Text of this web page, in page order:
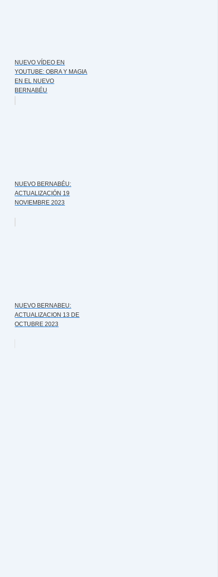
NUEVO VÍDEO EN
YOUTUBE: OBRA Y MAGIA
EN EL NUEVO
BERNABÉU
NUEVO BERNABÉU:
ACTUALIZACIÓN 19
NOVIEMBRE 2023
NUEVO BERNABEU:
ACTUALIZACION 13 DE
OCTUBRE 2023